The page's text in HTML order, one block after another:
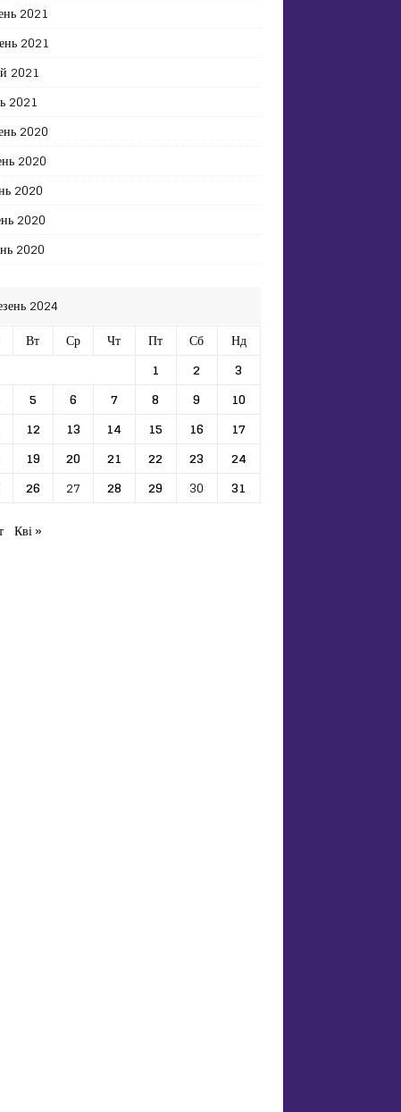
2021
2021
2021
2021
2020
2020
2020
2020
2020
2024
Вт Ср Чт Пт Сб
Нд
1
2
3
5 6 7 8 9
10
12 13 14 15 16
17
19 20 21 22 23
24
26 27 28 29 30
31
Кві »